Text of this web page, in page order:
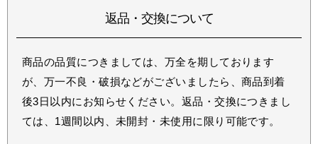
返品・交換について
商品の品質につきましては、万全を期しております
が、万一不良・破損などがございましたら、商品到着
後3日以内にお知らせください。返品・交換につきまし
ては、1週間以内、未開封・未使用に限り可能です。